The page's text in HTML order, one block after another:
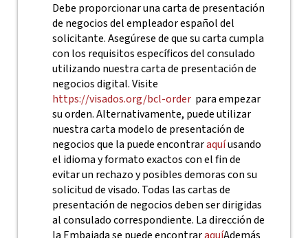
Debe proporcionar una carta de presentación
de negocios del empleador español del
solicitante. Asegúrese de que su carta cumpla
con los requisitos específicos del consulado
utilizando nuestra carta de presentación de
negocios digital. Visite
https://visados.org/bcl-orderpara empezar
su orden.Alternativamente, puede utilizar
nuestra carta modelo de presentación de
negocios que la puede encontraraquíusando
el idioma y formato exactos con el fin de
evitar un rechazo y posibles demoras con su
solicitud de visado. Todas las cartas de
presentación de negocios deben ser dirigidas
al consulado correspondiente. La dirección de